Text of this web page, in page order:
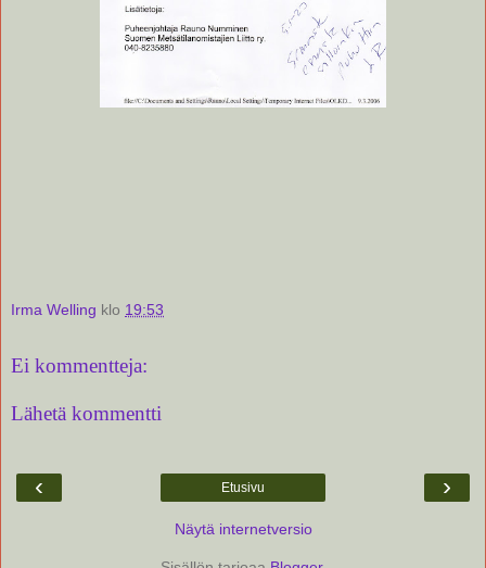
Irma Welling klo 19:53
Ei kommentteja:
Lähetä kommentti
‹ ›
Etusivu
Näytä internetversio